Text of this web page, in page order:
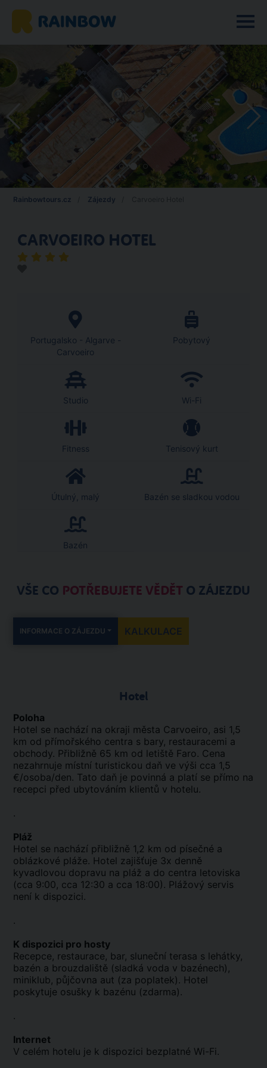
Rainbowtours.cz Zájezdy
CARVOEIRO HOTEL
Portugalsko - Algarve -
Carvoeiro
Pobytový
Studio Wi-Fi
Fitness Tenisový kurt
Útulný, malý Bazén se sladkou vodou
Bazén
VŠE CO POTŘEBUJETE VĚDĚT O ZÁJEZDU
INFORMACE O ZÁJEZDU KALKULACE
Hotel
Poloha
Hotel se nachází na okraji města Carvoeiro, asi 1,5
km od přímořského centra s bary, restauracemi a
obchody. Přibližně 65 km od letiště Faro. Cena
nezahrnuje místní turistickou daň ve výši cca 1,5
€/osoba/den. Tato daň je povinná a platí se přímo na
recepci před ubytováním klientů v hotelu.
.
Pláž
Hotel se nachází přibližně 1,2 km od písečné a
oblázkové pláže. Hotel zajišťuje 3x denně
kyvadlovou dopravu na pláž a do centra letoviska
(cca 9:00, cca 12:30 a cca 18:00). Plážový servis
není k dispozici.
.
K dispozici pro hosty
Recepce, restaurace, bar, sluneční terasa s lehátky,
bazén a brouzdaliště (sladká voda v bazénech),
miniklub, půjčovna aut (za poplatek). Hotel
poskytuje osušky k bazénu (zdarma).
.
Internet
V celém hotelu je k dispozici bezplatné Wi-Fi.